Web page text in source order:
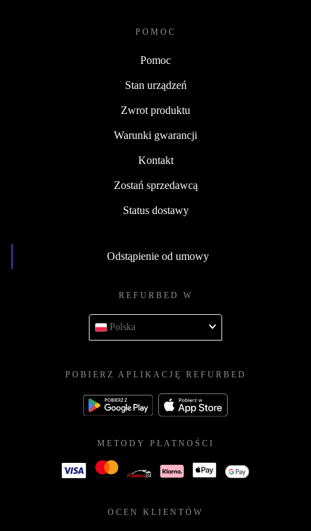
POMOC
Pomoc
Stan urządzeń
Zwrot produktu
Warunki gwarancji
Kontakt
Zostań sprzedawcą
Status dostawy
Odstąpienie od umowy
REFURBED W
Polska
POBIERZ APLIKACJĘ REFURBED
METODY PŁATNOŚCI
OCEN KLIENTÓW